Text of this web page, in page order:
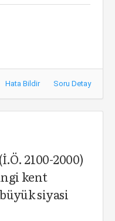
Hata Bildir Soru Detay
2100-2000)
kent
siyasi